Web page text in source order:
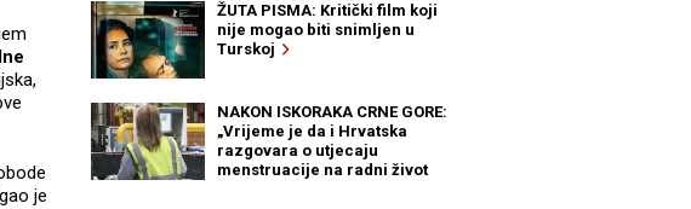
je
ŽUTA PISMA: Kritički film koji
nije mogao biti snimljen u
Turskoj
NAKON ISKORAKA CRNE GORE:
„Vrijeme je da i Hrvatska
razgovara o utjecaju
menstruacije na radni život